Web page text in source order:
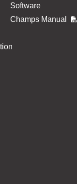
Software
Champs Manual